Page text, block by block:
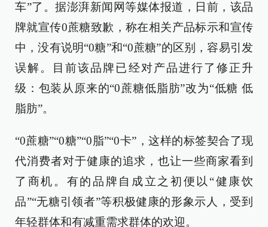
车”了。据澎湃新闻网等媒体报道，日前，该品
牌就宣传0蔗糖致歉，称在相关产品标示和宣传
中，没有说明“0糖”和“0蔗糖”的区别，容易引发
误解。目前该品牌已经对产品进行了修正升
级：包装从原来的“0蔗糖低脂肪”改为“低糖 低
脂肪”。
“0蔗糖”“0糖”“0脂”“0卡”，这样的标签契合了现
代消费者对于健康的追求，也让一些商家看到
了商机。有的品牌自成立之初便以“健康饮
品”“无糖引领者”等积极健康的形象示人，受到
年轻群体和有减重需求群体的欢迎。